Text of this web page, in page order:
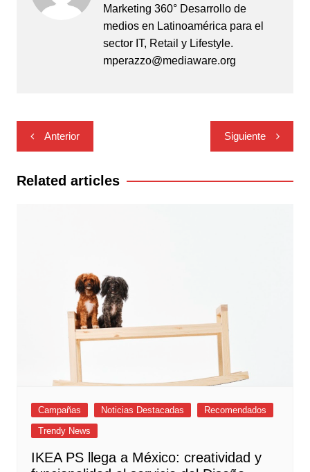
Marketing 360° Desarrollo de
medios en Latinoamérica para el
sector IT, Retail y Lifestyle.
mperazzo@mediaware.org
Navegación
de
entradas
Anterior Siguiente
Related articles
Campañas Noticias Destacadas
Recomendados
Trendy News
IKEA PS llega a México: creatividad y